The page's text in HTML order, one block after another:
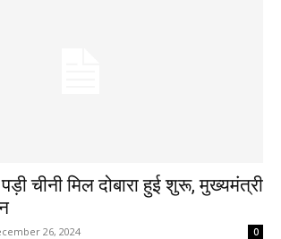
चीनी मिल दोबारा हुई शुरू, मुख्यमंत्री
26, 2024 0